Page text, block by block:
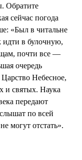
Обратите
сейчас погода
«Был в читальне
идти в булочную,
почти все —
очередь
Небесное,
и святых. Наука
передают
по всей
могут отстать».